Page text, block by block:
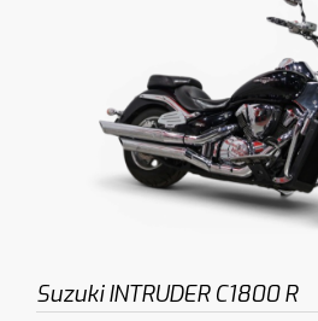
Suzuki INTRUDER C1800 R